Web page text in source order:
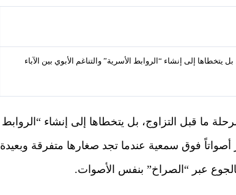
إلى إنشاء “الروابط الأسرية” والتناغم الأبوي بين الآباء
ما قبل التزاوج، بل يتخطاها إلى إنشاء “الروابط
أصواتاً فوق سمعية عندما تجد صغارها متفرقة وبعيدة
عبر “الصراخ” بنفس الأصوات.